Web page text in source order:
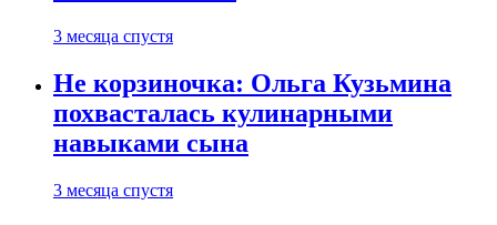
3 месяца спустя
Не корзиночка: Ольга Кузьмина
похвасталась кулинарными
навыками сына
3 месяца спустя